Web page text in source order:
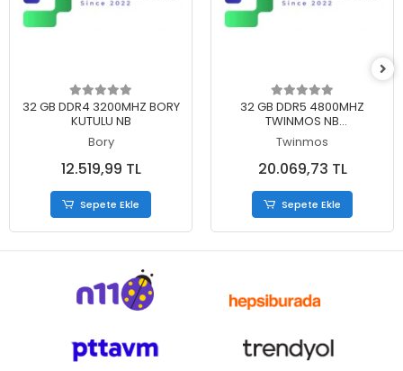
Sepete Ekle
32 GB DDR4 3200MHZ BORY
KUTULU NB
Bory
12.519,99 TL
Sepete Ekle
Sepete Ekle
32 GB DDR5 4800MHZ
TWINMOS NB
TMD532GB4800S40
Twinmos
20.069,73 TL
Sepete Ekle